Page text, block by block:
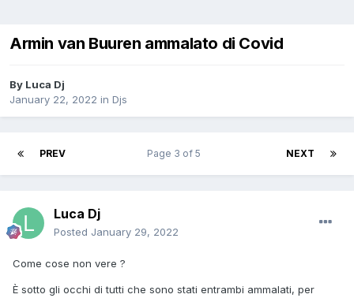
Armin van Buuren ammalato di Covid
By Luca Dj
January 22, 2022 in Djs
PREV NEXT
Page 3 of 5
Luca Dj
Posted January 29, 2022
Come cose non vere ?
È sotto gli occhi di tutti che sono stati entrambi ammalati, per